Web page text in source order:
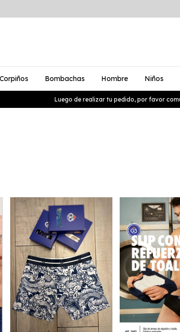
Corpiños Bombachas Hombre Niños
Luego de realizar tu pedido, por favor